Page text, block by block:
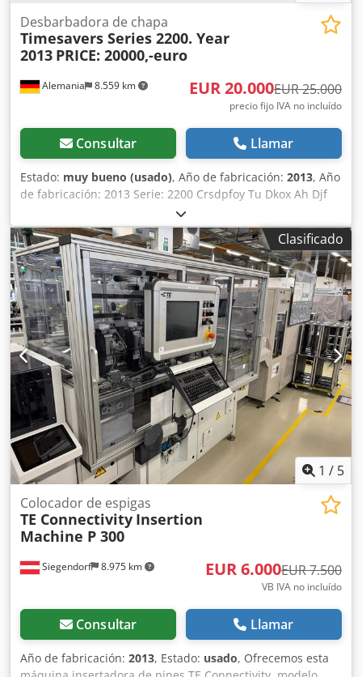
Alemania 8.559 km
Desbarbadora de chapa
Timesavers Series 2200. Year
2013 PRICE: 20000,-euro
EUR 20.000EUR 25.000
precio fijo IVA no incluído
Consultar Llamar
Estado: muy bueno (usado), Año de fabricación: 2013, Año
de fabricación: 2013 Serie: 2200 Crsdpfoy Tu Dkox Ah Djf
Clasificado
1 / 5
Siegendorf 8.975 km
Colocador de espigas
TE Connectivity Insertion
Machine P 300
EUR 6.000EUR 7.500
VB IVA no incluído
Consultar Llamar
Año de fabricación: 2013, Estado: usado, Ofrecemos esta